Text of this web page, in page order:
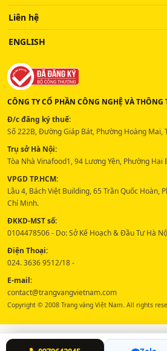
Liên hệ
ENGLISH
CÔNG TY CỔ PHẦN CÔNG NGHỆ VÀ
Đ/c đăng ký thuế:
Số 222B, Đường Giáp Bát, Phường Hoàng Mai,
Trụ sở Hà Nội:
Tòa Nhà Vinafood1, 94 Lương Yên, Phường Hai
VPGD TP.HCM:
Lầu 4, Bách Việt Building, 65 Trần Quốc Hoàn,
Chí Minh.
ĐKKD-MST số:
0104478506 - Do: Sở Kế Hoạch & Đầu Tư Hà
Điện Thoại:
024. 3636 9512/18 -
E-mail:
contact@trangvangvietnam.com
Copyright © 2008 Trang vàng Việt Nam. All rights